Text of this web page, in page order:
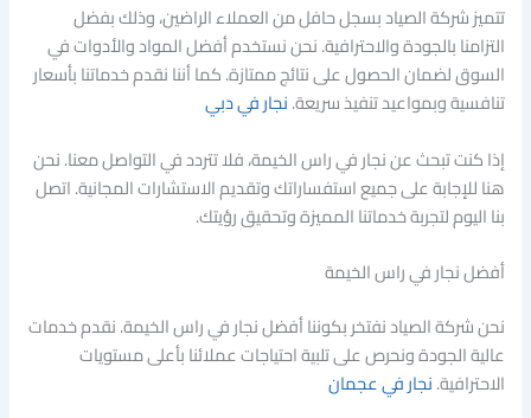
تتميز شركة الصياد بسجل حافل من العملاء الراضين، وذلك بفضل
التزامنا بالجودة والاحترافية. نحن نستخدم أفضل المواد والأدوات في
السوق لضمان الحصول على نتائج ممتازة. كما أننا نقدم خدماتنا بأسعار
تنافسية وبمواعيد تنفيذ سريعة.نجار في دبي
إذا كنت تبحث عن نجار في راس الخيمة، فلا تتردد في التواصل معنا. نحن
هنا للإجابة على جميع استفساراتك وتقديم الاستشارات المجانية. اتصل
بنا اليوم لتجربة خدماتنا المميزة وتحقيق رؤيتك.
أفضل نجار في راس الخيمة
نحن شركة الصياد نفتخر بكوننا أفضل نجار في راس الخيمة. نقدم خدمات
عالية الجودة ونحرص على تلبية احتياجات عملائنا بأعلى مستويات
الاحترافية.نجار في عجمان